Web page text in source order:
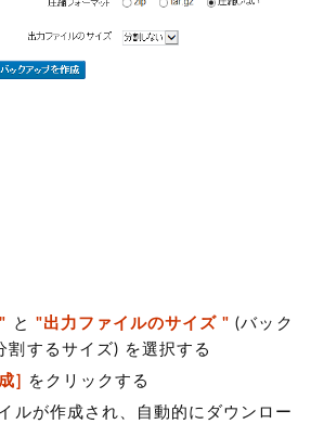
と "出力ファイルのサイズ " (バック
割するサイズ) を選択する
]
をクリックする
ルが作成され、自動的にダウンロー